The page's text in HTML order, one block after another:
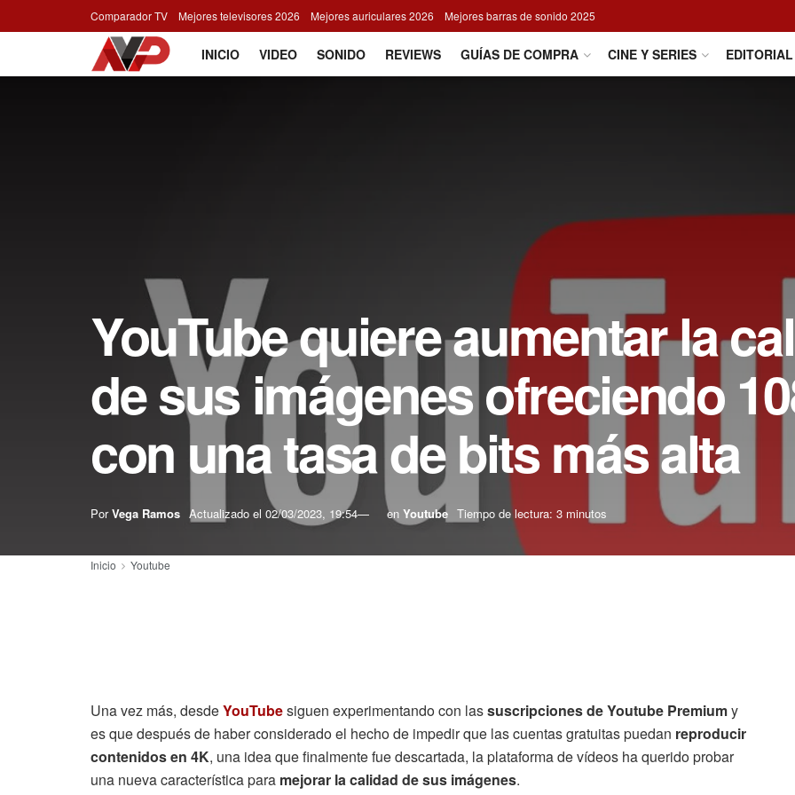
Comparador TV Mejores televisores 2026 Mejores auriculares 2026 Mejores barras de sonido 2025
INICIO VIDEO SONIDO REVIEWS GUÍAS DE COMPRA CINE Y SERIES EDITORIAL
YouTube quiere aumentar la
de sus imágenes ofreciendo
con una tasa de bits más alta
Por Vega Ramos Actualizado el 02/03/2023, 19:54 en Youtube Tiempo de lectura: 3 minutos
Inicio Youtube
Una vez más, desdeYouTubesiguen experimentando con lassuscripciones de Youtube Premiumy
es que después de haber considerado el hecho de impedir que las cuentas gratuitas puedan reproducir
contenidos en 4K, una idea que finalmente fue descartada, la plataforma de vídeos ha querido probar
una nueva característica para mejorar la calidad de sus imágenes.